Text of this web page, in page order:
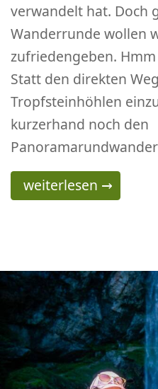
verwandelt hat. Doch
Wanderrunde wollen
zufriedengeben.
Statt den direkten
Tropfsteinhöhlen
kurzerhand noch den
Panoramarundweg
weiterlesen →